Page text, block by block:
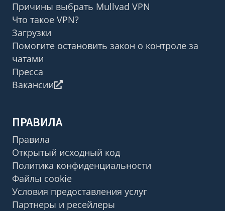
Причины выбрать Mullvad VPN
Что такое VPN?
Загрузки
Помогите остановить закон о контроле за
чатами
Пресса
Вакансии
ПРАВИЛА
Правила
Открытый исходный код
Политика конфиденциальности
Файлы cookie
Условия предоставления услуг
Партнеры и ресейлеры